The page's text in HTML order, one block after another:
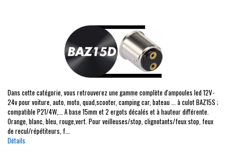
Dans cette catégorie, vous retrouverez une gamme complète d'ampoules led 12V-
24v pour voiture, auto, moto, quad,scooter, camping car, bateau ... à culot BAZ15S ;
compatible P21/4W,... A base 15mm et 2 ergots décalés et à hauteur différente.
Orange, blanc, bleu, rouge,vert. Pour veilleuses/stop, clignotants/feux stop, feux
de recul/répétiteurs, f...
Détails